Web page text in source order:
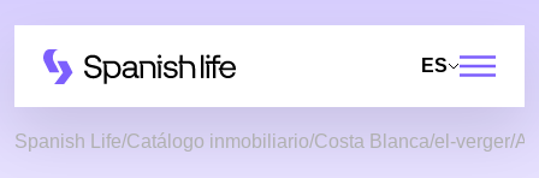
ES
Spanish Life Catálogo inmobiliario Costa Blanca el-verger